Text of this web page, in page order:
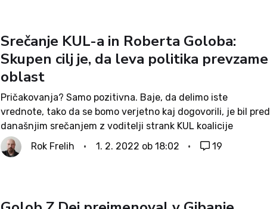
Srečanje KUL-a in Roberta Goloba:
Skupen cilj je, da leva politika prevzame
oblast
Pričakovanja? Samo pozitivna. Baje, da delimo iste
vrednote, tako da se bomo verjetno kaj dogovorili, je bil pred
današnjim srečanjem z voditelji strank KUL koalicije
optimističen Robert Golob, novi obraz slovenske politike in
vodja Gibanja svoboda. Danes so se tako...
Rok Frelih 1. 2. 2022 ob 18:02 19